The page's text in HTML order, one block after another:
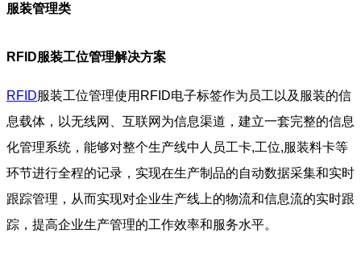
服装管理类
RFID服装工位管理解决方案
RFID服装工位管理使用RFID电子标签作为员工以及服装的信
息载体，以无线网、互联网为信息渠道，建立一套完整的信息
化管理系统，能够对整个生产线中人员工卡,工位,服装料卡等
环节进行全程的记录，实现在生产制品的自动数据采集和实时
跟踪管理，从而实现对企业生产线上的物流和信息流的实时跟
踪，提高企业生产管理的工作效率和服务水平。